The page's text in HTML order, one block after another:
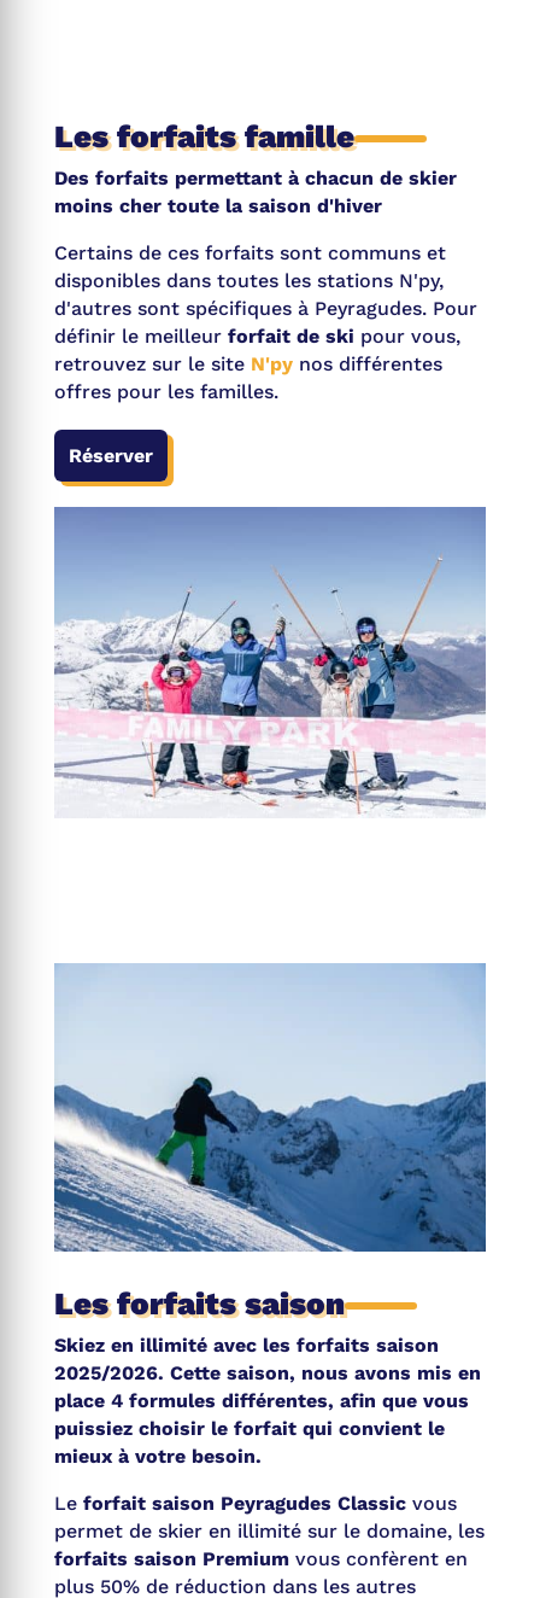
Les forfaits famille
Des forfaits permettant à chacun de skier
moins cher toute la saison d'hiver
Certains de ces forfaits sont communs et
disponibles dans toutes les stations N'py,
d'autres sont spécifiques à Peyragudes. Pour
définir le meilleur forfait de ski pour vous,
retrouvez sur le site N'pynos différentes
offres pour les familles.
Réserver
Les forfaits saison
Skiez en illimité avec les forfaits saison
2025/2026. Cette saison, nous avons mis en
place 4 formules différentes, afin que vous
puissiez choisir le forfait qui convient le
mieux à votre besoin.
Le forfait saison Peyragudes Classicvous
permet de skier en illimité sur le domaine, les
forfaits saison Premiumvous confèrent en
plus 50% de réduction dans les autres